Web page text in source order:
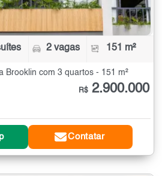
2 vagas 151 m²
Brooklin com 3 quartos - 151 m²
R$ 2.900.000
Contatar